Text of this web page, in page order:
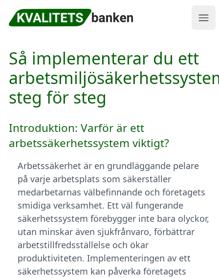
Kvalitetsbanken
Så implementerar du ett
steg för steg
Introduktion: Varför är ett
arbetssäkerhetssystem viktigt?
Arbetssäkerhet är en grundläggande pelare
på varje arbetsplats som säkerställer
medarbetarnas välbefinnande och företagets
smidiga verksamhet. Ett väl fungerande
säkerhetssystem förebygger inte bara olyckor,
utan minskar även sjukfrånvaro, förbättrar
arbetstillfredsställelse och ökar
produktiviteten. Implementeringen av ett
säkerhetssystem kan påverka företagets